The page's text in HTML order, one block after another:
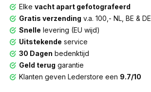
Elke vacht apart gefotografeerd
Gratis verzending v.a. 100,- NL, BE & DE
Snelle levering (EU wijd)
Uitstekende service
30 Dagen bedenktijd
Geld terug garantie
Klanten geven Lederstore een 9.7/10